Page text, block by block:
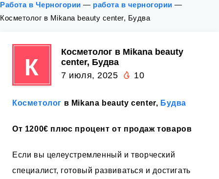
Работа в Черногории — работа в черногории —
Косметолог в Mikana beauty center, Будва
К
Косметолог в Mikana beauty
center, Будва
7 июля, 2025
10
Косметолог в Mikana beauty center, Будва
От 1200€ плюс процент от продаж товаров
Если вы целеустремленный и творческий
специалист, готовый развиваться и достигать